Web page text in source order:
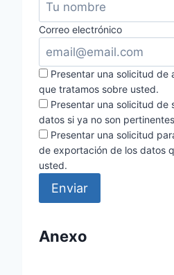
Correo electrónico
Presentar una solicitud de
que tratamos sobre usted.
Presentar una solicitud de
datos si ya no son
Presentar una solicitud
de exportación de los datos
usted.
Anexo